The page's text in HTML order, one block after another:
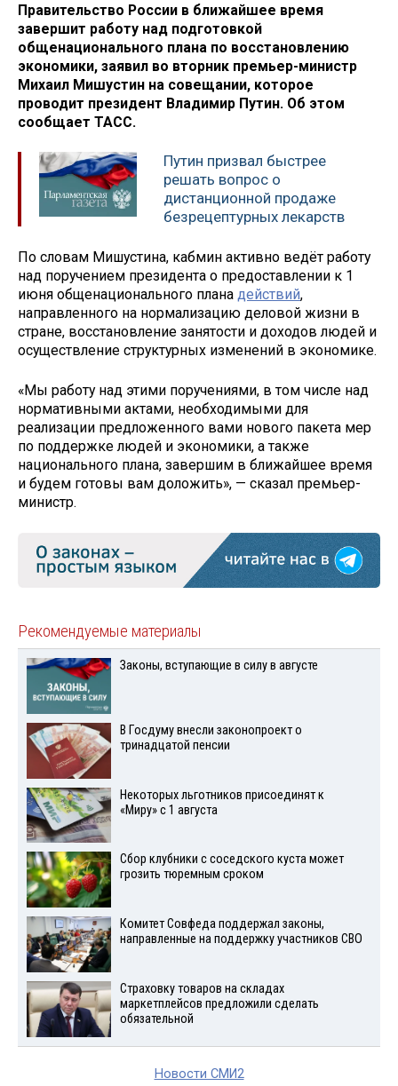
Правительство России в ближайшее время
завершит работу над подготовкой
общенационального плана по восстановлению
экономики, заявил во вторник премьер-министр
Михаил Мишустин на совещании, которое
проводит президент Владимир Путин. Об этом
сообщает ТАСС.
Путин призвал быстрее
решать вопрос о
дистанционной продаже
безрецептурных лекарств
По словам Мишустина, кабмин активно ведёт работу
над поручением президента о предоставлении к 1
июня общенационального плана действий,
направленного на нормализацию деловой жизни в
стране, восстановление занятости и доходов людей и
осуществление структурных изменений в экономике.
«Мы работу над этими поручениями, в том числе над
нормативными актами, необходимыми для
реализации предложенного вами нового пакета мер
по поддержке людей и экономики, а также
национального плана, завершим в ближайшее время
и будем готовы вам доложить», — сказал премьер-
министр.
Рекомендуемые материалы
Законы, вступающие в силу в августе
В Госдуму внесли законопроект о
тринадцатой пенсии
Некоторых льготников присоединят к
«Миру» с 1 августа
Сбор клубники с соседского куста может
грозить тюремным сроком
Комитет Совфеда поддержал законы,
направленные на поддержку участников СВО
Страховку товаров на складах
маркетплейсов предложили сделать
обязательной
Новости СМИ2